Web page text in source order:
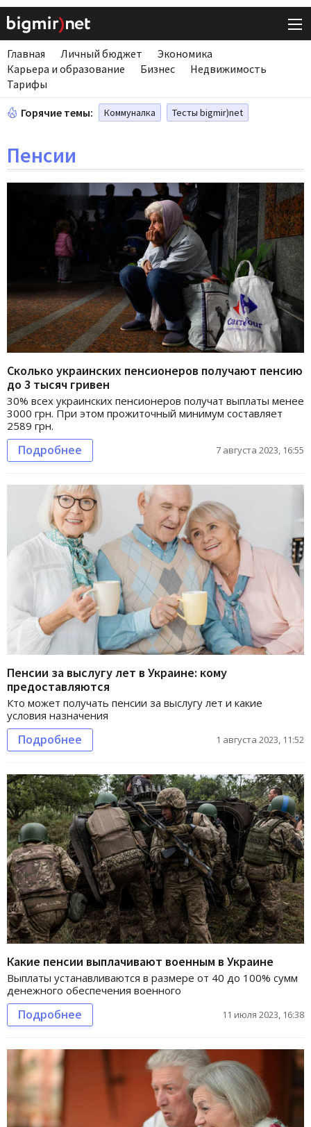
Главная Личный бюджет
Экономика
Карьера и образование
Бизнес
Недвижимость
Тарифы
Горячие темы: Коммуналка Тесты bigmir)net
Пенсии
Сколько украинских пенсионеров получают пенсию
до 3 тысяч гривен
30% всех украинских пенсионеров получат выплаты менее
3000 грн. При этом прожиточный минимум составляет
2589 грн.
Подробнее 7 августа 2023, 16:55
Пенсии за выслугу лет в Украине: кому
предоставляются
Кто может получать пенсии за выслугу лет и какие
условия назначения
Подробнее 1 августа 2023, 11:52
Какие пенсии выплачивают военным в Украине
Выплаты устанавливаются в размере от 40 до 100% сумм
денежного обеспечения военного
Подробнее 11 июля 2023, 16:38